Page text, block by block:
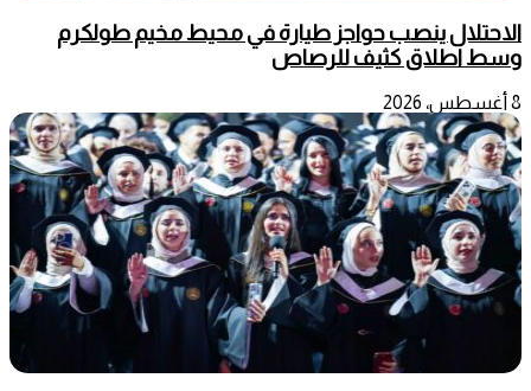
الاحتلال ينصب حواجز طيارة في محيط مخيم طولكرم
وسط اطلاق كثيف للرصاص
8 أغسطس، 2026